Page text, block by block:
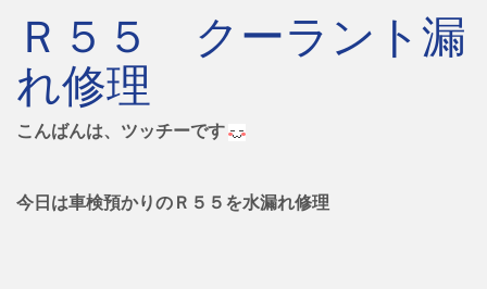
Ｒ５５ クーラント漏
れ修理
こんばんは、ツッチーです
今日は車検預かりのＲ５５を水漏れ修理